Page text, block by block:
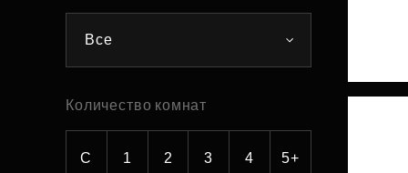
Все
Количество комнат
С 1 2 3 4 5+